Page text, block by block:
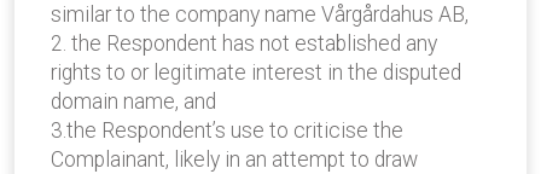
similar to the company name Vårgårdahus AB,
2. the Respondent has not established any
rights to or legitimate interest in the disputed
domain name, and
3.the Respondent’s use to criticise the
Complainant, likely in an attempt to draw